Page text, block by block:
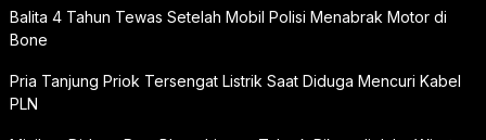
Balita 4 Tahun Tewas Setelah Mobil Polisi Menabrak Motor di
Bone
Pria Tanjung Priok Tersengat Listrik Saat Diduga Mencuri Kabel
PLN